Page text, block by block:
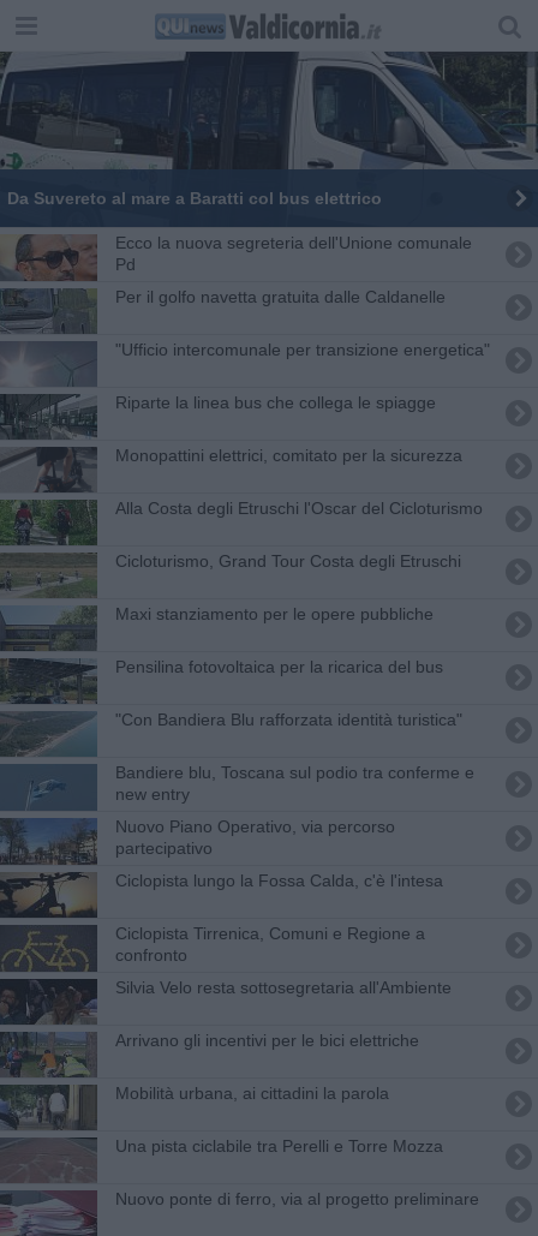
Da Suvereto al mare a Baratti col bus elettrico
Ecco la nuova segreteria dell'Unione comunale
Pd
Per il golfo navetta gratuita dalle Caldanelle
"Ufficio intercomunale per transizione energetica"
Riparte la linea bus che collega le spiagge
Monopattini elettrici, comitato per la sicurezza
Alla Costa degli Etruschi l'Oscar del Cicloturismo
Cicloturismo, Grand Tour Costa degli Etruschi
Maxi stanziamento per le opere pubbliche
Pensilina fotovoltaica per la ricarica del bus
"Con Bandiera Blu rafforzata identità turistica"
Bandiere blu, Toscana sul podio tra conferme e
new entry
Nuovo Piano Operativo, via percorso
partecipativo
Ciclopista lungo la Fossa Calda, c'è l'intesa
Ciclopista Tirrenica, Comuni e Regione a
confronto
Silvia Velo resta sottosegretaria all'Ambiente
Arrivano gli incentivi per le bici elettriche
Mobilità urbana, ai cittadini la parola
Una pista ciclabile tra Perelli e Torre Mozza
Nuovo ponte di ferro, via al progetto preliminare